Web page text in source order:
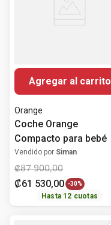
Agregar al carrito
Orange
Coche Orange
Compacto para bebé
Vendido por Siman
₡87 900,00
₡61 530,00 -30%
Hasta 12 cuotas